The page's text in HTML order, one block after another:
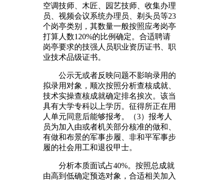
空调技师、木匠、园艺技师、收集办理
员、视频会议系统办理员、剃头员等23
个岗亭类别，其数量一般按照应考岗亭
打算人数120%的比例确定。合适聘请
岗亭要求的技强人员职业资历证书、职
业技术品级证书。
公示无或者反映问题不影响录用的
拟录用对象，顺次按照分析查核成就、
技术实操查核成就确定排名挨次。该当
具有大学专科以上学历。征得所正在用
人单元同意后能够报考。（3）报考人
员为加入由或者机关部分核准的做和、
有做和布景的军事步履、非和平军事步
履的社会用工和退役甲士。
分析本质面试占40%。按照总成就
由高到低确定预选对象，合适相关加入